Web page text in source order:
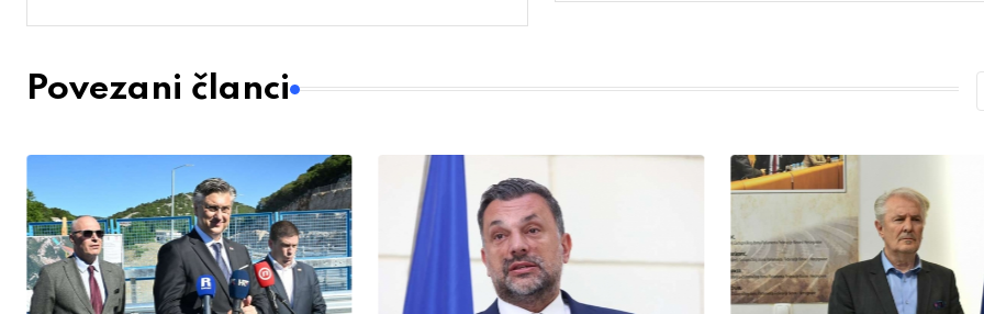
Povezani članci